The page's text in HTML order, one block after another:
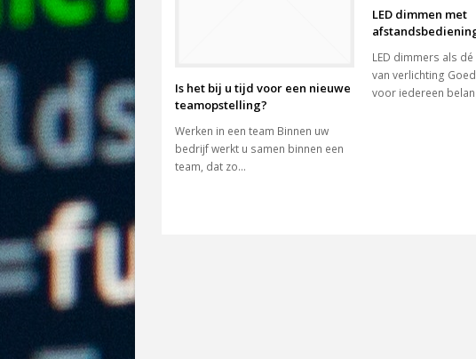
Is het bij u tijd voor een nieuwe
teamopstelling?
Werken in een team Binnen uw
bedrijf werkt u samen binnen een
team, dat zo…
LED dimmen met
LED dimmers als
van verlichting
voor iedereen